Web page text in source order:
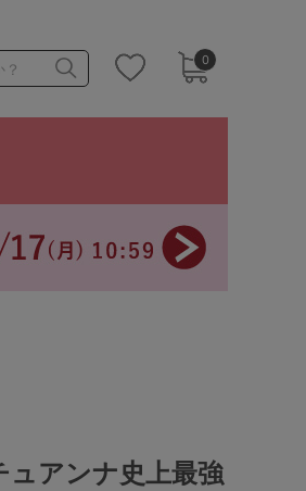
0
円
円
ュアンナ史上最強